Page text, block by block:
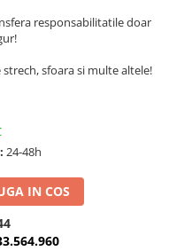
responsabilitatile doar
sfoara si multe altele!
24-48h
IN COS